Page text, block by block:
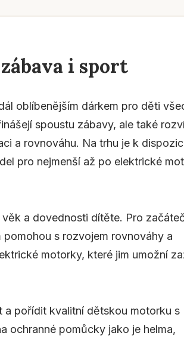
i sport
oblíbenějším dárkem pro děti
spoustu zábavy, ale také
a rovnováhu. Na trhu je k
pro nejmenší až po elektrické
a dovednosti dítěte. Pro
s rozvojem rovnováhy a
motorky, které jim umožní
a pořídit kvalitní dětskou motorku s
ochranné pomůcky jako je helma,